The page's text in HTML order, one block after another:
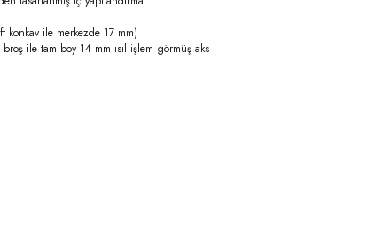
konkav ile merkezde 17 mm)
ile tam boy 14 mm ısıl işlem görmüş aks